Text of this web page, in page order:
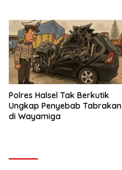
Polres Halsel Tak Berkutik
Ungkap Penyebab Tabrakan
di Wayamiga